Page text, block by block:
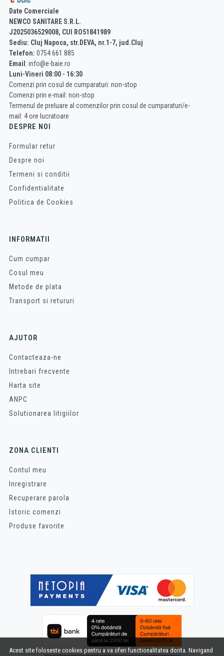
Acest site foloseste cookies pentru a va oferi functionalitatea dorita. Navigand
Date Comerciale
NEWCO SANITARE S.R.L.
J2025036529008, CUI RO51841989
Sediu: Cluj Napoca, str.DEVA, nr.1-7, jud.Cluj
Telefon: 0754 661 885
Email : info@e-baie.ro
Luni-Vineri 08:00 - 16:30
Comenzi prin cosul de cumparaturi: non-stop
Comenzi prin e-mail: non-stop
Termenul de preluare al comenzilor prin cosul de cumparaturi/e-
mail: 4 ore lucratoare
DESPRE NOI
Formular retur
Despre noi
Termeni si conditii
Confidentialitate
Politica de Cookies
INFORMATII
Cum cumpar
Cosul meu
Metode de plata
Transport si retururi
AJUTOR
Contacteaza-ne
Intrebari frecvente
Harta site
ANPC
Solutionarea litigiilor
ZONA CLIENTI
Contul meu
Inregistrare
Recuperare parola
Istoric comenzi
Produse favorite